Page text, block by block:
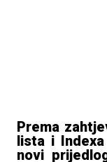
Prema
lista i
novi